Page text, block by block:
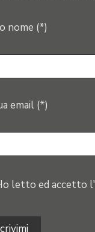
nome (*)
email (*)
letto ed accetto l'